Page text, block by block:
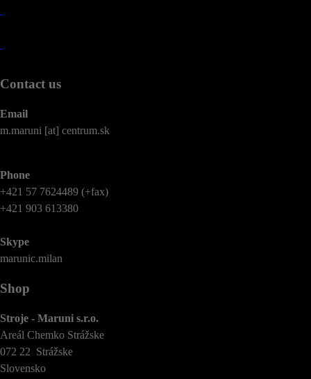
Contact us
Email
m.maruni [at] centrum.sk
Phone
+421 57 7624489 (+fax)
+421 903 613380
Skype
marunic.milan
Shop
Stroje - Maruni s.r.o.
Areál Chemko Strážske
072 22 Strážske
Slovensko